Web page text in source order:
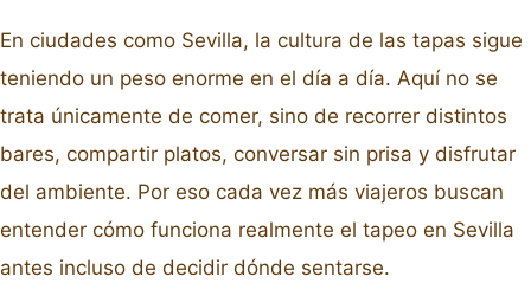
En ciudades como Sevilla, la cultura de las tapas sigue
teniendo un peso enorme en el día a día. Aquí no se
trata únicamente de comer, sino de recorrer distintos
bares, compartir platos, conversar sin prisa y disfrutar
del ambiente. Por eso cada vez más viajeros buscan
entender cómo funciona realmente el tapeo en Sevilla
antes incluso de decidir dónde sentarse.